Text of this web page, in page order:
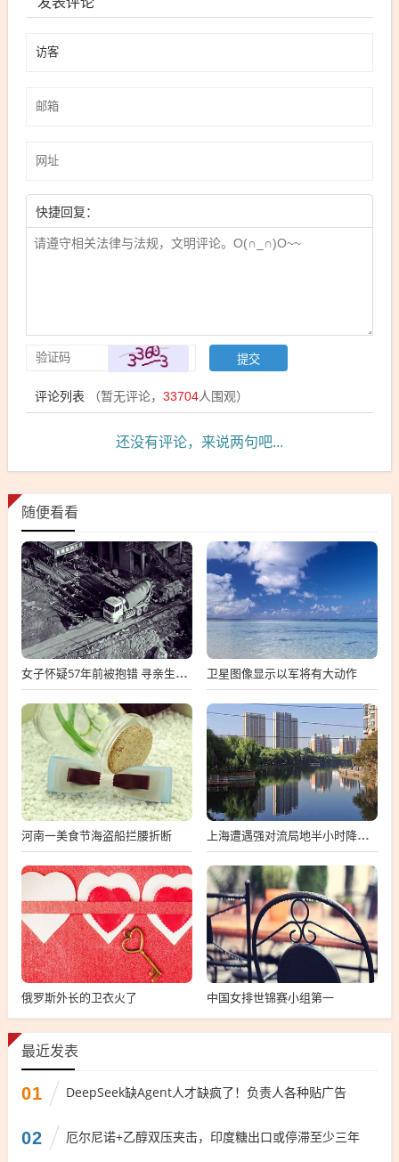
快捷回复：
评论列表 （暂无评论， 33704人围观）
还没有评论，来说两句吧...
随便看看
女子怀疑57年前被抱错 寻亲生父母 卫星图像显示以军将有大动作
河南一美食节海盗船拦腰折断 上海遭遇强对流局地半小时降温13℃
俄罗斯外长的卫衣火了 中国女排世锦赛小组第一
最近发表
01 DeepSeek缺Agent人才缺疯了！负责人各种贴广告
02 厄尔尼诺+乙醇双压夹击，印度糖出口或停滞至少三年